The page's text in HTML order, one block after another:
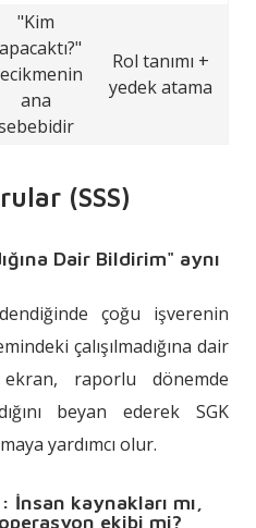
"Kim
ana
Rol tanımı +
yedek atama
(SSS)
Dair Bildirim" aynı
çoğu işverenin
çalışılmadığına dair
raporlu dönemde
beyan ederek SGK
yardımcı olur.
kaynakları mı,
ekibi mi?